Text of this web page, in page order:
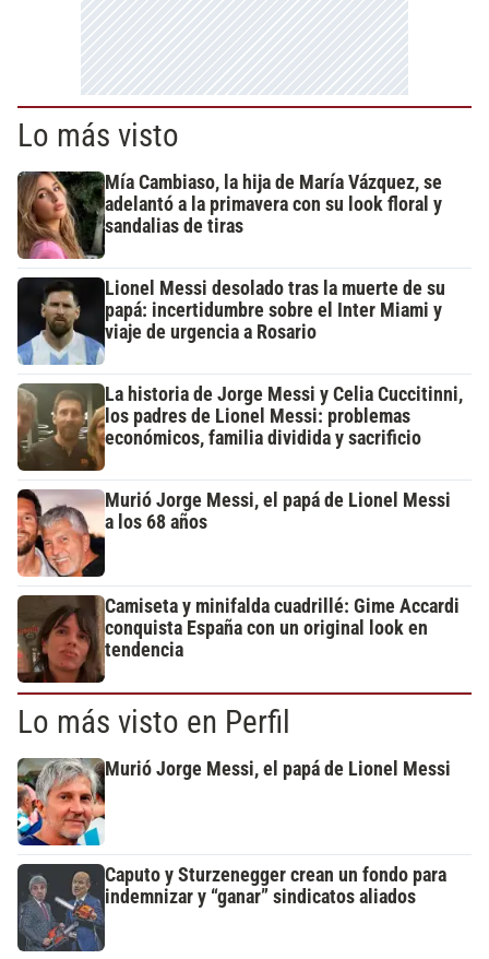
Lo más visto
Mía Cambiaso, la hija de María Vázquez, se
adelantó a la primavera con su look floral y
sandalias de tiras
Lionel Messi desolado tras la muerte de su
papá: incertidumbre sobre el Inter Miami y
viaje de urgencia a Rosario
La historia de Jorge Messi y Celia Cuccitinni,
los padres de Lionel Messi: problemas
económicos, familia dividida y sacrificio
Murió Jorge Messi, el papá de Lionel Messi
a los 68 años
Camiseta y minifalda cuadrillé: Gime Accardi
conquista España con un original look en
tendencia
Lo más visto en Perfil
Murió Jorge Messi, el papá de Lionel Messi
Caputo y Sturzenegger crean un fondo para
indemnizar y “ganar” sindicatos aliados